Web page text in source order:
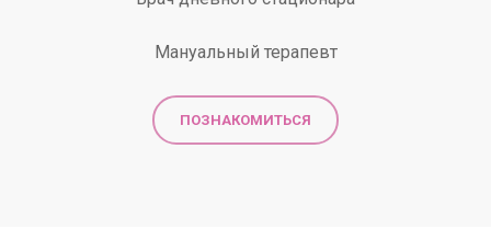
Мануальный терапевт
ПОЗНАКОМИТЬСЯ